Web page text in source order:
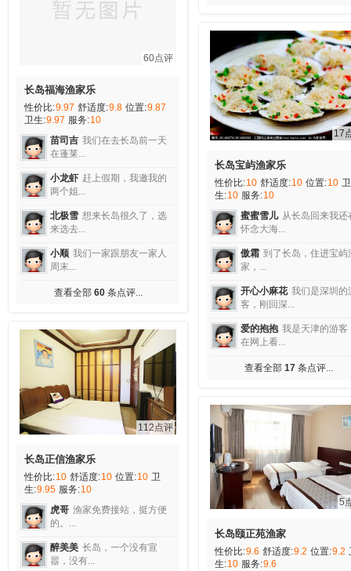
60点评
长岛福海渔家乐
性价比:9.97 舒适度:9.8 位置:9.87
卫生:9.97 服务:10
苗司吉 我们在去长岛前一天
在蓬莱...
小龙虾 赶上假期，我邀我的
两个姐...
北极雪 想来长岛很久了，选
来选去...
小顺 我们一家跟朋友一家人
周末...
查看全部 60条点评...
112点评
长岛正信渔家乐
性价比:10 舒适度:10 位置:10 卫
生:9.95 服务:10
虎哥 渔家免费接站，挺方便
的。...
醉美美 长岛，一个没有宣
嚣，没有...
17
长岛宝屿渔家乐
性价比:10 舒适度:10 位置:10 卫
生:10 服务:10
蜜蜜雪儿 从长岛回来我还
怀念大海...
傲霜 到了长岛，住进宝屿
家，...
开心小麻花 我们是深圳的
客，刚回深...
爱的抱抱 我是天津的游客
在网上看...
查看全部 17条点评...
5
长岛颐正苑渔家
性价比:9.6 舒适度:9.2 位置:9.2
生:10 服务:9.6